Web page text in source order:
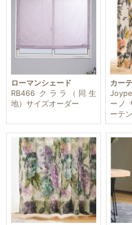
ローマンシェード
RB466 クララ（同生
地）サイズオーダー
カー
ーノ
ーテ